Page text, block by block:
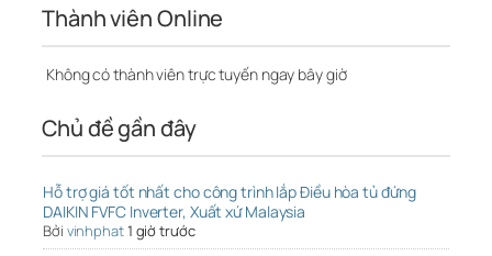
Thành viên Online
Không có thành viên trực tuyến ngay bây giờ
Chủ đề gần đây
Hỗ trợ giá tốt nhất cho công trình lắp Điều hòa tủ đứng
DAIKIN FVFC Inverter, Xuất xứ Malaysia
Bởi vinhphat1 giờ trước